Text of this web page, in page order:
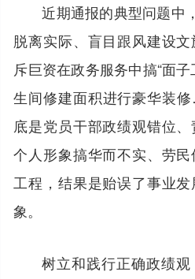
近期通报的典型问题中
脱离实际、盲目跟风建设
斥巨资在政务服务中搞“面
生间修建面积进行豪华装
底是党员干部政绩观错位
个人形象搞华而不实、劳
工程，结果是贻误了事业
象。
树立和践行正确政绩